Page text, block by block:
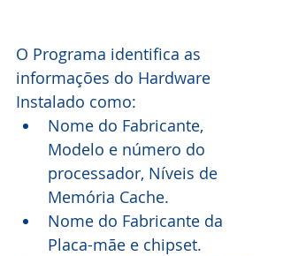
O Programa identifica as
informações do Hardware
Instalado como:
Nome do Fabricante,
Modelo e número do
processador, Níveis de
Memória Cache.
Nome do Fabricante da
Placa-mãe e chipset.